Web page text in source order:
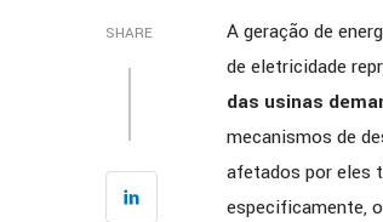
SHARE
A geração de
de eletricidade
das usinas
mecanismos de
afetados por eles
especificamente,